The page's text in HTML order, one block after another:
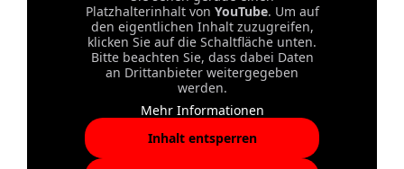
Platzhalterinhalt von YouTube. Um auf
den eigentlichen Inhalt zuzugreifen,
klicken Sie auf die Schaltfläche unten.
Bitte beachten Sie, dass dabei Daten
an Drittanbieter weitergegeben
werden.
Mehr Informationen
Inhalt entsperren